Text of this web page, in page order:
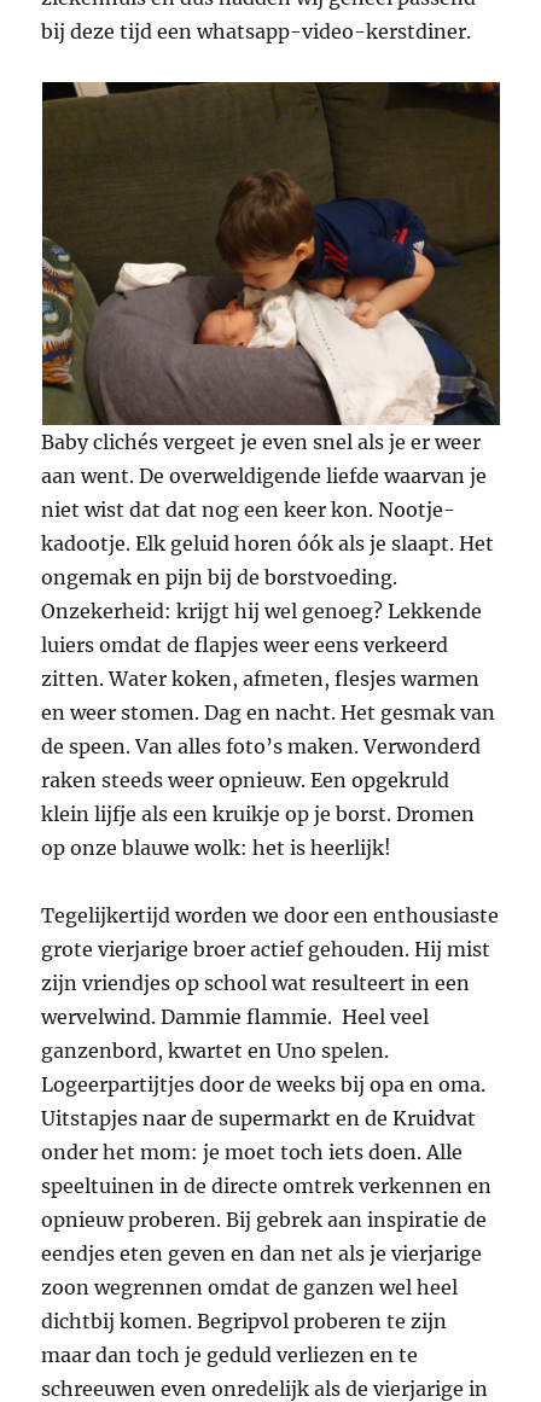
bij deze tijd een whatsapp-video-kerstdiner.
Baby clichés vergeet je even snel als je er weer
aan went. De overweldigende liefde waarvan je
niet wist dat dat nog een keer kon. Nootje-
kadootje. Elk geluid horen óók als je slaapt. Het
ongemak en pijn bij de borstvoeding.
Onzekerheid: krijgt hij wel genoeg? Lekkende
luiers omdat de flapjes weer eens verkeerd
zitten. Water koken, afmeten, flesjes warmen
en weer stomen. Dag en nacht. Het gesmak van
de speen. Van alles foto’s maken. Verwonderd
raken steeds weer opnieuw. Een opgekruld
klein lijfje als een kruikje op je borst. Dromen
op onze blauwe wolk: het is heerlijk!
Tegelijkertijd worden we door een enthousiaste
grote vierjarige broer actief gehouden. Hij mist
zijn vriendjes op school wat resulteert in een
wervelwind. Dammie flammie. Heel veel
ganzenbord, kwartet en Uno spelen.
Logeerpartijtjes door de weeks bij opa en oma.
Uitstapjes naar de supermarkt en de Kruidvat
onder het mom: je moet toch iets doen. Alle
speeltuinen in de directe omtrek verkennen en
opnieuw proberen. Bij gebrek aan inspiratie de
eendjes eten geven en dan net als je vierjarige
zoon wegrennen omdat de ganzen wel heel
dichtbij komen. Begripvol proberen te zijn
maar dan toch je geduld verliezen en te
schreeuwen even onredelijk als de vierjarige in